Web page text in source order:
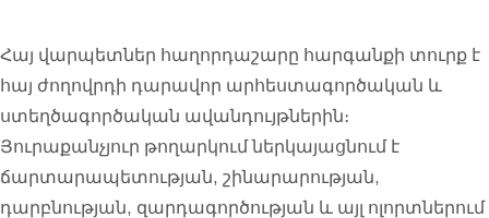
Հայ վարպետներ հաղորդաշարը հարգանքի տուրք է
հայ ժողովրդի դարավոր արհեստագործական և
ստեղծագործական ավանդույթներին։
Յուրաքանչյուր թողարկում ներկայացնում է
ճարտարապետության, շինարարության,
դարբնության, զարդագործության և այլ ոլորտներում